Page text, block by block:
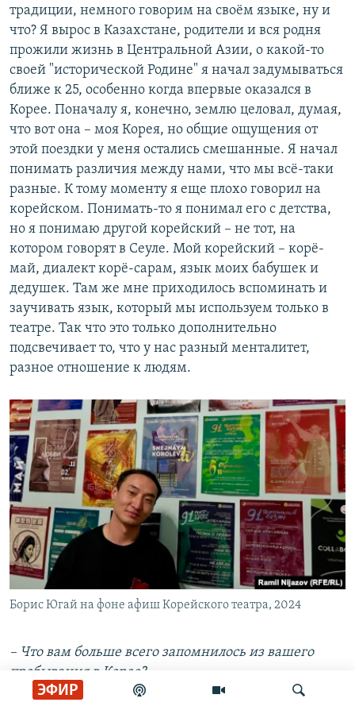
ЭФИР
традиции, немного говорим на своём языке, ну и
что? Я вырос в Казахстане, родители и вся родня
прожили жизнь в Центральной Азии, о какой-то
своей "исторической Родине" я начал задумываться
ближе к 25, особенно когда впервые оказался в
Корее. Поначалу я, конечно, землю целовал, думая,
что вот она – моя Корея, но общие ощущения от
этой поездки у меня остались смешанные. Я начал
понимать различия между нами, что мы всё-таки
разные. К тому моменту я еще плохо говорил на
корейском. Понимать-то я понимал его с детства,
но я понимаю другой корейский – не тот, на
котором говорят в Сеуле. Мой корейский – корё-
май, диалект корё-сарам, язык моих бабушек и
дедушек. Там же мне приходилось вспоминать и
заучивать язык, который мы используем только в
театре. Так что это только дополнительно
подсвечивает то, что у нас разный менталитет,
разное отношение к людям.
Борис Югай на фоне афиш Корейского театра, 2024
– Что вам больше всего запомнилось из вашего
пребывания в Корее?